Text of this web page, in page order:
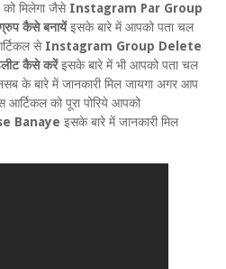
मिलेगा जैसे Instagram Par Group
कैसे बनायेंइसके बारे में आपको पता चल
से Instagram Group Delete
कैसे करेंइसके बारे में भी आपको पता चल
के बारे में जानकारी मिल जायगा अगर आप
को पूरा पोरिये आपको
Banaye इसके बारे में जानकारी मिल